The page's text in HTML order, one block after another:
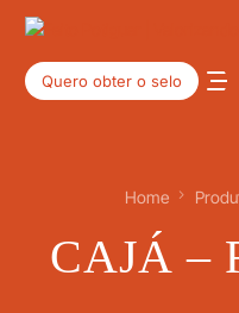
Quero obter o selo
Home
CAJÁ –